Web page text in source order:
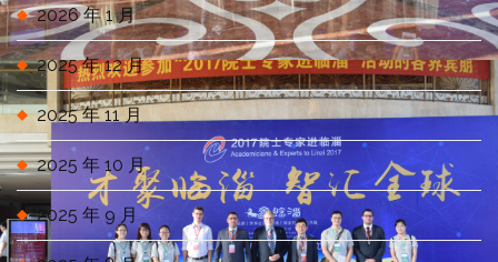
2026 年 1 月
2025 年 12 月
2025 年 11 月
2025 年 10 月
2025 年 9 月